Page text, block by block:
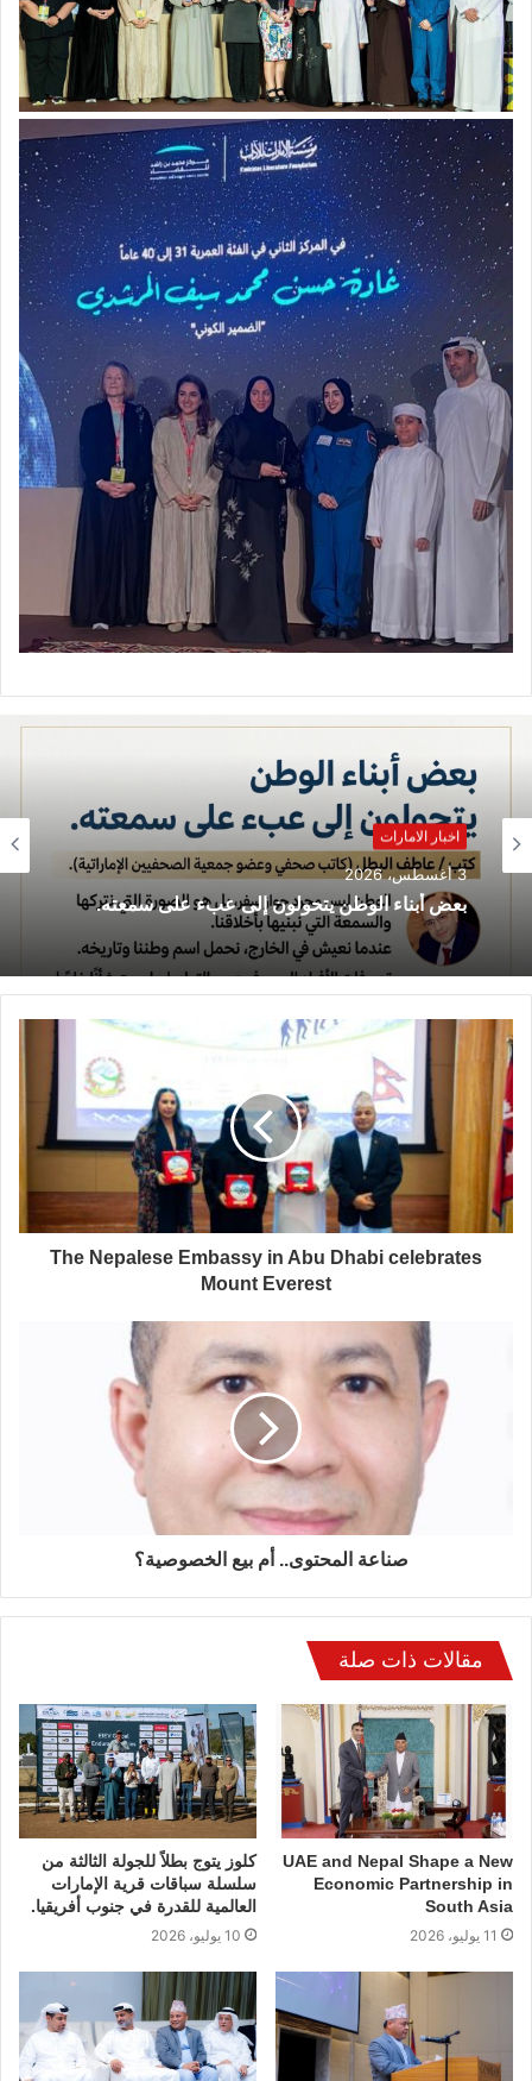
اخبار الامارات
3 أغسطس، 2026
بعض أبناء الوطن يتحولون إلى عبء على سمعته.
اخبار الامارات
25 يوليو، 2026
عاطف البطل يدخل عالم الرواية بـ خارج الخط
الأحمر.
The Nepalese Embassy in Abu Dhabi celebrates
Mount Everest
صناعة المحتوى.. أم بيع الخصوصية؟
مقالات ذات صلة
UAE and Nepal Shape a New
Economic Partnership in
South Asia
11 يوليو، 2026
كلوز يتوج بطلاً للجولة الثالثة من
سلسلة سباقات قرية الإمارات
العالمية للقدرة في جنوب أفريقيا.
10 يوليو، 2026